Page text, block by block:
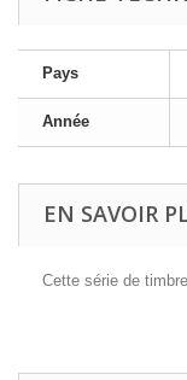
Pays
Année
EN SAVOIR
Cette série de